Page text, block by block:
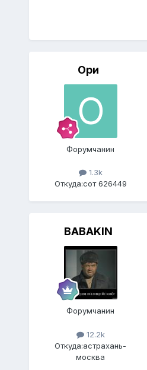
Ори
Форумчанин
1.3k
Откуда:сот 626449
BABAKIN
Форумчанин
12.2k
Откуда:астрахань-
москва